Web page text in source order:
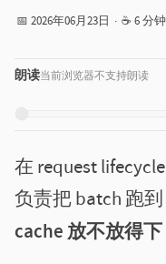
分类
系列
📅 2026年06月23日 · ☕ 6 分钟
朗读当前浏览器不支持朗读
在 request
负责把 batch 跑到
cache 放不放得下